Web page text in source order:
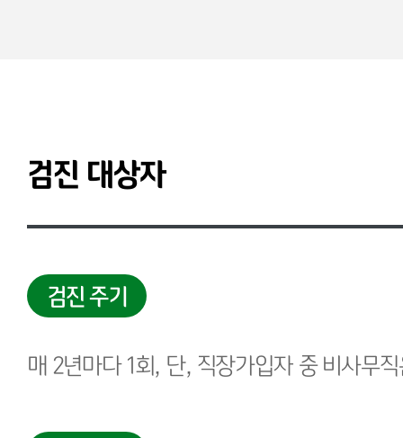
검진 대상자
검진 주기
매 2년마다 1회, 단, 직장가입자 중 비사무